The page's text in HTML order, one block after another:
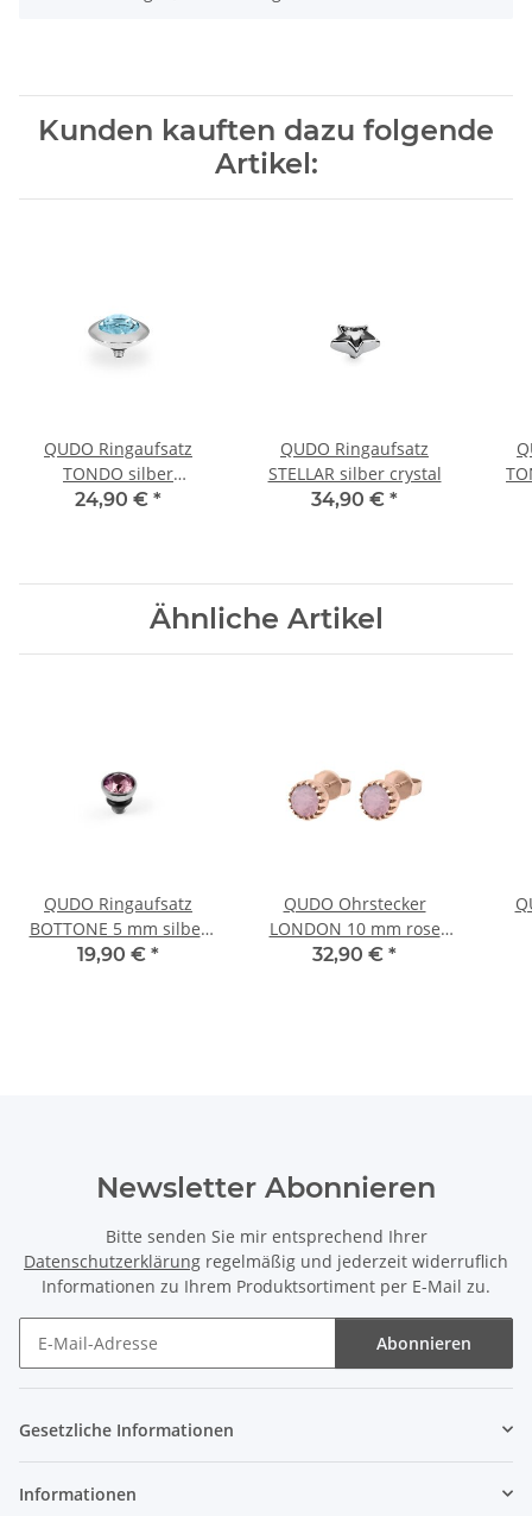
Kunden kauften dazu folgende
Artikel:
QUDO Ringaufsatz
TONDO silber
aquamarine ignite
24,90 € *
QUDO Ringaufsatz
STELLAR silber crystal
34,90 € *
Ähnliche Artikel
QUDO Ringaufsatz
BOTTONE 5 mm silber
LIGHT ROSE
19,90 € *
QUDO Ohrstecker
LONDON 10 mm rose
water opal Edelstahl
32,90 € *
Newsletter Abonnieren
Bitte senden Sie mir entsprechend Ihrer
Datenschutzerklärung regelmäßig und jederzeit widerruflich
Informationen zu Ihrem Produktsortiment per E-Mail zu.
Abonnieren
Gesetzliche Informationen
Informationen